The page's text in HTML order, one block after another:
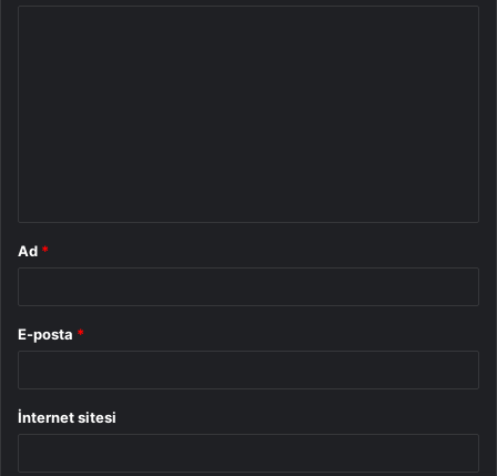
Ad *
E-posta *
İnternet sitesi